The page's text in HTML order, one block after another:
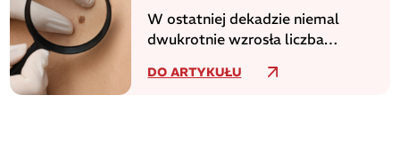
W ostatniej dekadzie niemal
dwukrotnie wzrosła liczba
DO ARTYKUŁU